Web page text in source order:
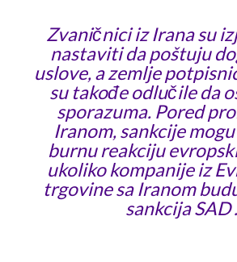
Zvaničnici iz Irana su
nastaviti da poštuju
uslove, a zemlje
su takođe odlučile da
sporazuma. Pored
Iranom, sankcije
burnu reakciju
ukoliko kompanije iz
trgovine sa Iranom
sankcija SAD .